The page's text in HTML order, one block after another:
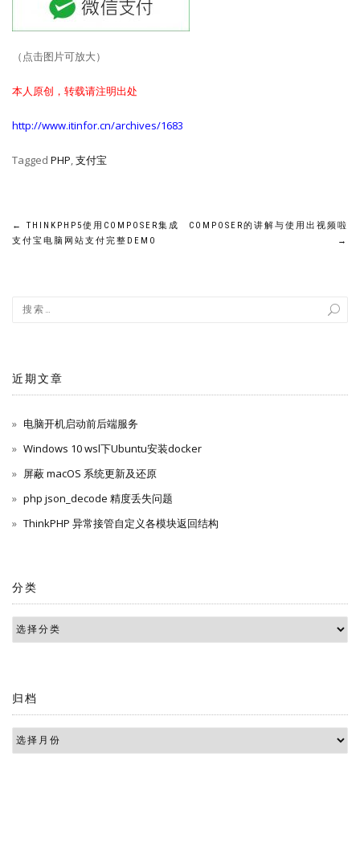
（点击图片可放大）
本人原创，转载请注明出处
http://www.itinfor.cn/archives/1683
Tagged PHP 支付宝
文
导
←
THINKPHP5使用COMPOSER集成
支付宝电脑网站支付完整DEMO
COMPOSER的讲解与使用出视频啦
→
近期文章
电脑开机启动前后端服务
Windows 10 wsl下Ubuntu安装docker
屏蔽 macOS 系统更新及还原
php json_decode 精度丢失问题
ThinkPHP 异常接管自定义各模块返回结构
分类
归档